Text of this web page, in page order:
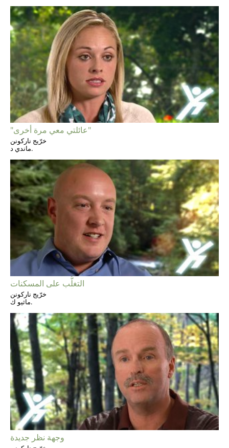
"عائلتي معي مرة أخرى"
خرّيج ناركونن
ماندي د.
التغلُّب على المسكنات
خرّيج ناركونن
ماثيو ك.
وجهة نظر جديدة